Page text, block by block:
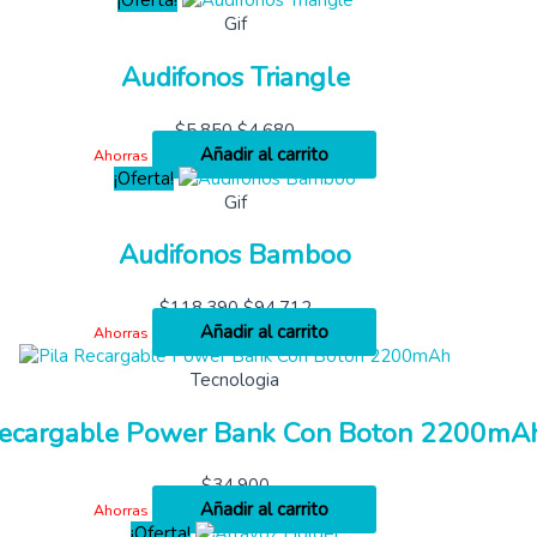
Gif
Audifonos Triangle
$5,850 $4,680
Ahorras
Añadir al carrito
¡Oferta!
Gif
Audifonos Bamboo
$118,390 $94,712
Ahorras
Añadir al carrito
Tecnologia
Power Bank Con Boton
$34,900
Ahorras
Añadir al carrito